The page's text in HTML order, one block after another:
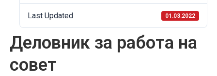
Last Updated 01.03.2022
Деловник за работа на
совет